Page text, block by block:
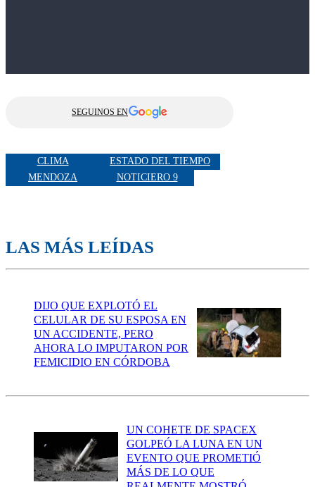
SEGUINOS EN
CLIMA
ESTADO DEL TIEMPO
MENDOZA
NOTICIERO 9
LAS MÁS LEÍDAS
DIJO QUE EXPLOTÓ EL
CELULAR DE SU ESPOSA EN
UN ACCIDENTE, PERO
AHORA LO IMPUTARON POR
FEMICIDIO EN CÓRDOBA
UN COHETE DE SPACEX
GOLPEÓ LA LUNA EN UN
EVENTO QUE PROMETIÓ
MÁS DE LO QUE